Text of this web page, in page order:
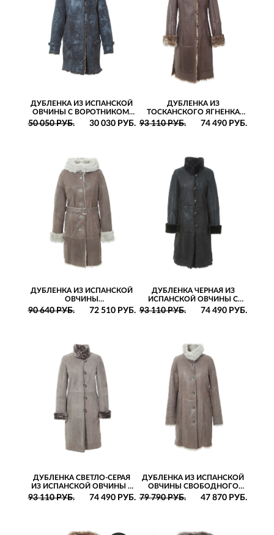
ДУБЛЕНКА ИЗ ИСПАНСКОЙ
ОВЧИНЫ С ВОРОТНИКОМ-
СТОЙКОЙ И РУКАВАМИ
50 050 РУБ. 30 030 РУБ.
ДУБЛЕНКА ИЗ
ТОСКАНСКОГО ЯГНЕНКА
ПРЯМОГО СИЛУЭТА С
93 110 РУБ. 74 490 РУБ.
ДУБЛЕНКА ИЗ ИСПАНСКОЙ
ОВЧИНЫ
ПОЛУПРИТАЛЕННОГО
90 640 РУБ. 72 510 РУБ.
ДУБЛЕНКА ЧЕРНАЯ ИЗ
ИСПАНСКОЙ ОВЧИНЫ С
ГЕОМЕТРИЧЕСКИМИ
93 110 РУБ. 74 490 РУБ.
ДУБЛЕНКА СВЕТЛО-СЕРАЯ
ИЗ ИСПАНСКОЙ ОВЧИНЫ С
ГЕОМЕТРИЧЕСКИМИ
93 110 РУБ. 74 490 РУБ.
ДУБЛЕНКА ИЗ ИСПАНСКОЙ
ОВЧИНЫ СВОБОДНОГО
СИЛУЭТА С ВОРОТНИКОМ-
79 790 РУБ. 47 870 РУБ.